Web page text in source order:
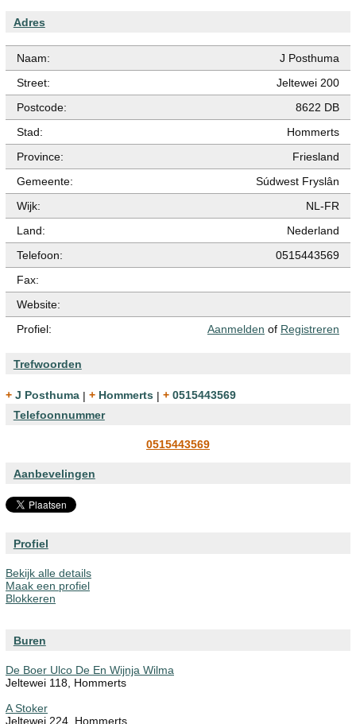
Adres
Naam:
J Posthuma
Street:
Jeltewei 200
Postcode:
8622 DB
Stad:
Hommerts
Province:
Friesland
Gemeente:
Súdwest Fryslân
Wijk:
NL-FR
Land:
Nederland
Telefoon:
0515443569
Fax:
Website:
Profiel:
Aanmelden of Registreren
Trefwoorden
+ J Posthuma | + Hommerts |
+ 0515443569
Telefoonnummer
0515443569
Aanbevelingen
Profiel
Bekijk alle details
Maak een profiel
Blokkeren
Buren
De Boer Ulco De En Wijnja Wilma
Jeltewei 118, Hommerts
A Stoker
Jeltewei 224, Hommerts